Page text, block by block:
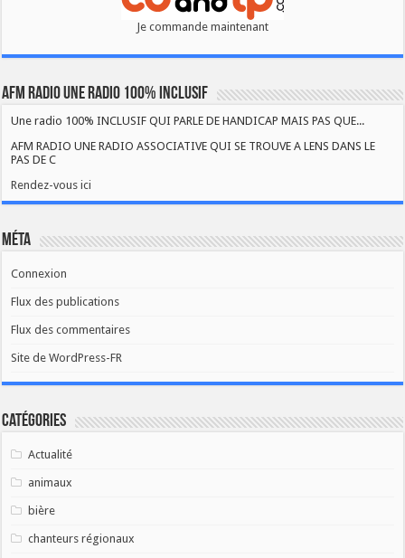
Je commande maintenant
AFM RADIO UNE RADIO 100% INCLUSIF
Une radio 100% INCLUSIF QUI PARLE DE HANDICAP MAIS PAS QUE...
AFM RADIO UNE RADIO ASSOCIATIVE QUI SE TROUVE A LENS DANS LE
PAS DE C
Rendez-vous ici
Méta
Connexion
Flux des publications
Flux des commentaires
Site de WordPress-FR
Catégories
Actualité
animaux
bière
chanteurs régionaux